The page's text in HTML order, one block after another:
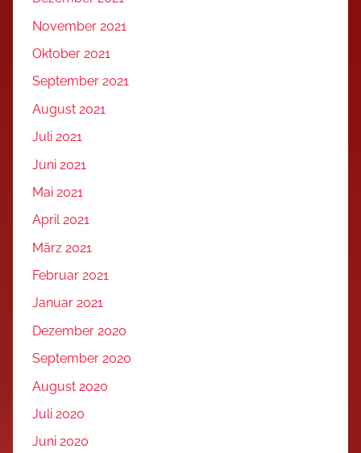
November 2021
Oktober 2021
September 2021
August 2021
Juli 2021
Juni 2021
Mai 2021
April 2021
März 2021
Februar 2021
Januar 2021
Dezember 2020
September 2020
August 2020
Juli 2020
Juni 2020